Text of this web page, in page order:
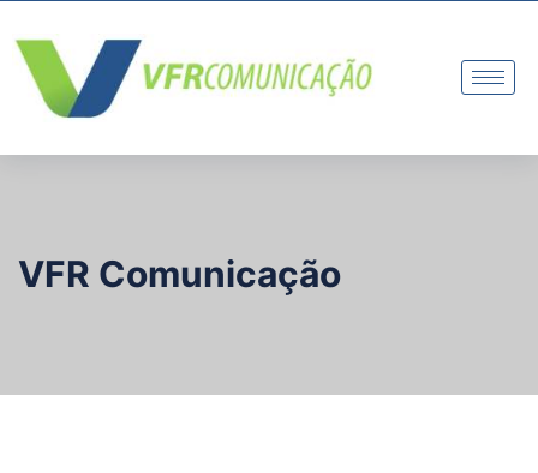
VFR Comunicação